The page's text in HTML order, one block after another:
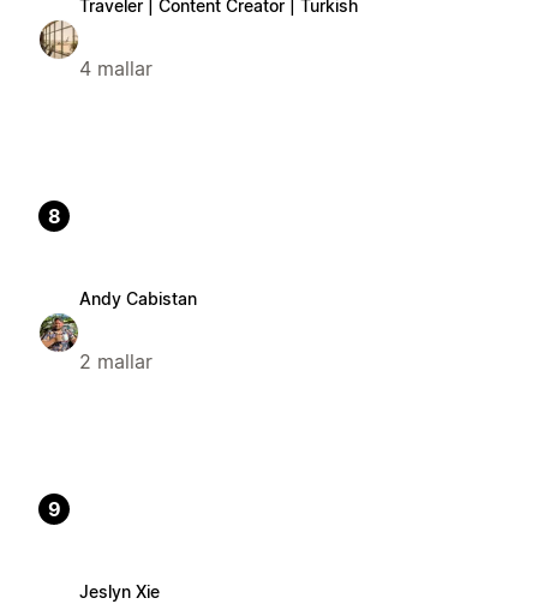
Traveler | Content Creator | Turkish
4 mallar
8
Andy Cabistan
2 mallar
9
Jeslyn Xie